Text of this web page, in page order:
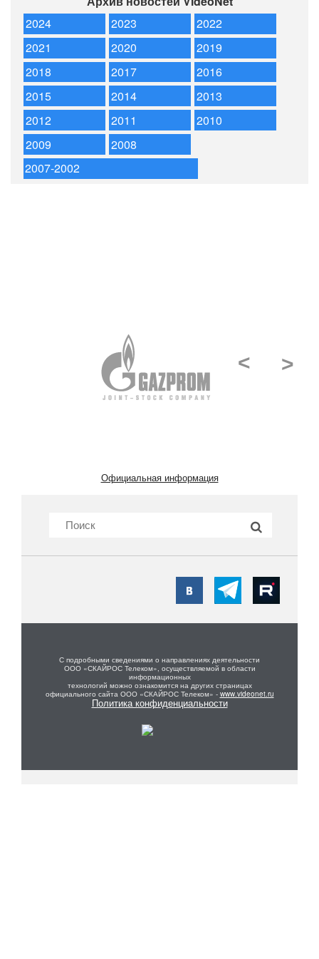
2024
2023
2022
2021
2020
2019
2018
2017
2016
2015
2014
2013
2012
2011
2010
2009
2008
2007-2002
< >
Официальная информация
С подробными сведениями о направлениях деятельности
ООО «СКАЙРОС Телеком», осуществляемой в области
информационных
технологий можно ознакомится на других страницах
официального сайта ООО «СКАЙРОС Телеком» - www.videonet.ru
Политика конфиденциальности